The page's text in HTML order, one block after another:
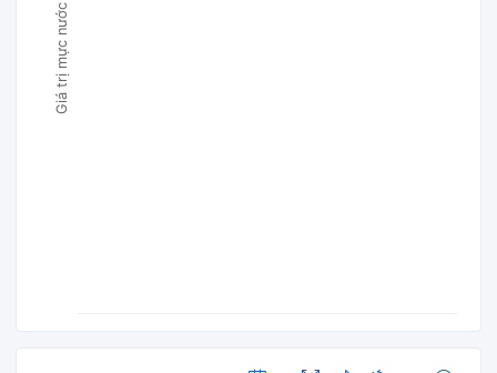
Giá trị mực nước